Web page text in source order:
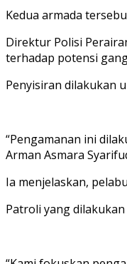
Kedua armada
Direktur Polisi
terhadap potensi
Penyisiran dilakukan
“Pengamanan ini
Arman Asmara
Ia menjelaskan,
Patroli yang